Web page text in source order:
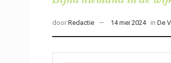
door Redactie 14 mei 2024 in De